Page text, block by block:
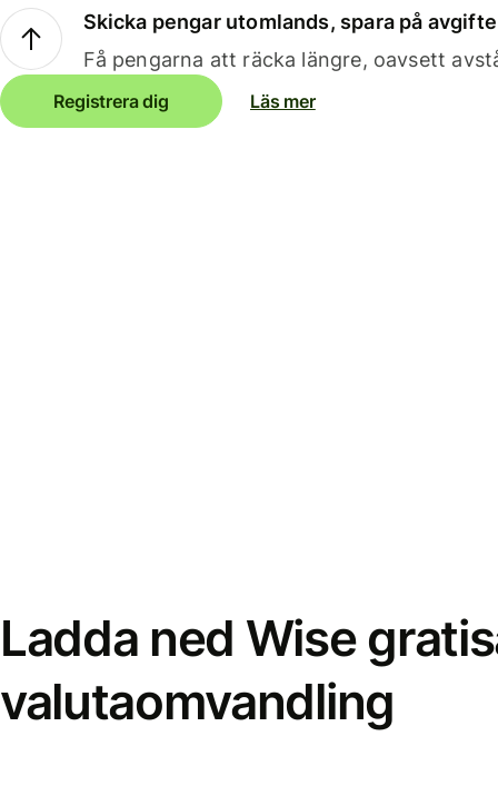
Skicka pengar utomlands, spara på
Få pengarna att räcka längre, oavsett
Registrera dig Läs mer
Ladda ned Wise
valutaomvandling